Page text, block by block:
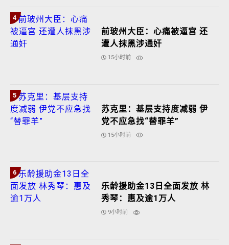
4
前玻州大臣：心痛被逼宫 还
遭人抹黑涉通奸
15小时前
5
苏克里：基层支持度减弱 伊
党不应急找“替罪羊”
15小时前
6
乐龄援助金13日全面发放 林
秀琴：惠及逾1万人
9小时前